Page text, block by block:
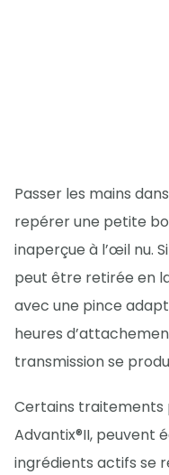
Passer les mains
repérer une petite
inaperçue à l’œil nu.
peut être retirée en
avec une pince
heures
transmission se
Certains traitements
Advantix®II, peuvent
ingrédients actifs se